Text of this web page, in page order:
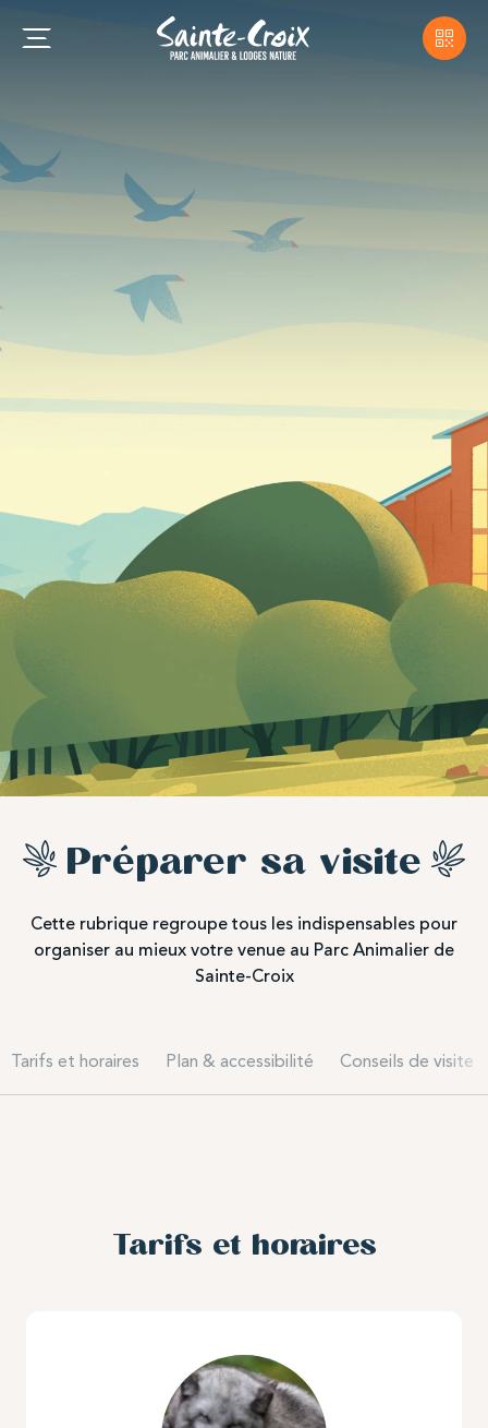
Préparer sa visite
Cette rubrique regroupe tous les indispensables pour
organiser au mieux votre venue au Parc Animalier de
Sainte-Croix
Tarifs et horaires Plan & accessibilité Conseils de visite
Tarifs et horaires